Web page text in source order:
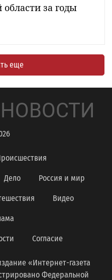
за годы
еще
НОВОСТИ
Дело Россия и мир
Видео
Согласие
«Интернет-газета
Федеральной